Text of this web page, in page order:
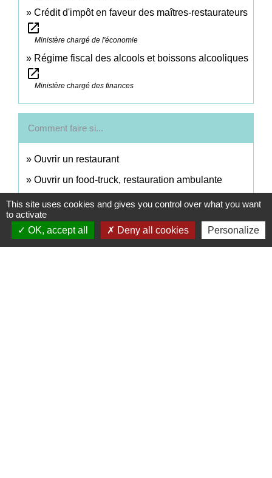
Crédit d'impôt en faveur des maîtres-restaurateurs
open_in_new
Ministère chargé de l'économie
Régime fiscal des alcools et boissons alcooliques
open_in_new
Ministère chargé des finances
Comment faire si...
Ouvrir un restaurant
Ouvrir un food-truck, restauration ambulante
This site uses cookies and gives you control over what you want
to activate
OK, accept all
Deny all cookies Personalize